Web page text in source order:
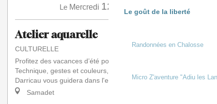
Le goût de la liberté
Randonnées en Chalosse
Micro Z'aventure "Adiu les
Le Mercredi 12 à 14:30
Atelier aquarelle
CULTURELLE
Profitez des vacances d’été pour vous initier à l’aquarelle.
Technique, gestes et couleurs, la plasticienne Agnès
Darricau vous guidera dans l'explora...
Samadet